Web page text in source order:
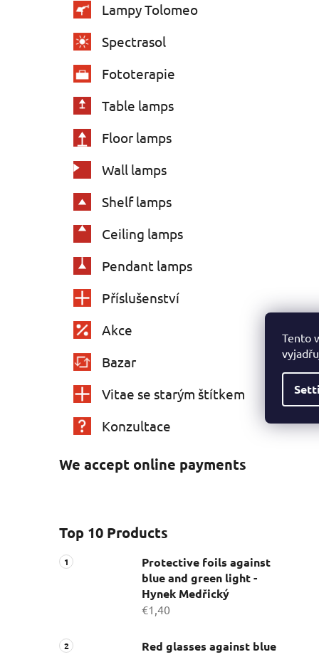
Tento
Lampy Tolomeo
Spectrasol
Fototerapie
Table lamps
Floor lamps
Wall lamps
Shelf lamps
Ceiling lamps
Pendant lamps
Příslušenství
Akce
Bazar
Vitae se starým štítkem
Konzultace
We accept online payments
Top 10 Products
Protective foils against
blue and green light -
Hynek Medřický
€1,40
Red glasses against blue